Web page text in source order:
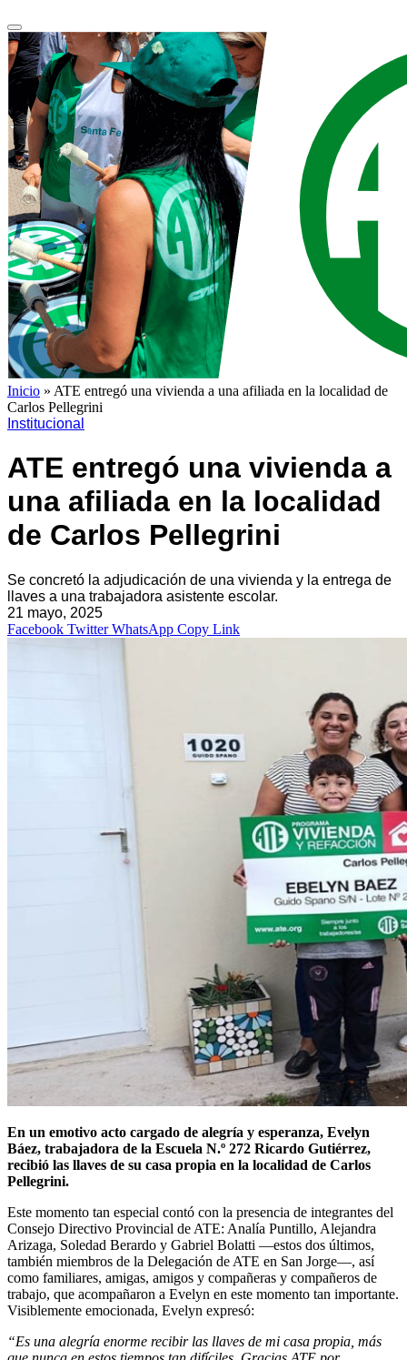
Inicio » ATE entregó una vivienda a una afiliada en la localidad de
Carlos Pellegrini
Institucional
ATE entregó una vivienda a
una afiliada en la localidad
de Carlos Pellegrini
Se concretó la adjudicación de una vivienda y la entrega de
llaves a una trabajadora asistente escolar.
21 mayo, 2025
Facebook Twitter WhatsApp Copy Link
En un emotivo acto cargado de alegría y esperanza, Evelyn
Báez, trabajadora de la Escuela N.º 272 Ricardo Gutiérrez,
recibió las llaves de su casa propia en la localidad de Carlos
Pellegrini.
Este momento tan especial contó con la presencia de integrantes del
Consejo Directivo Provincial de ATE: Analía Puntillo, Alejandra
Arizaga, Soledad Berardo y Gabriel Bolatti —estos dos últimos,
también miembros de la Delegación de ATE en San Jorge—, así
como familiares, amigas, amigos y compañeras y compañeros de
trabajo, que acompañaron a Evelyn en este momento tan importante.
Visiblemente emocionada, Evelyn expresó:
“Es una alegría enorme recibir las llaves de mi casa propia, más